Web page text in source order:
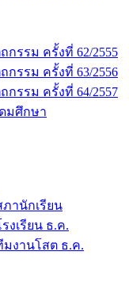
รรม ครั้งที่ 62/2555
รรม ครั้งที่ 63/2556
รรม ครั้งที่ 64/2557
มศึกษา
ภานักเรียน
งเรียน ธ.ค.
มงานโสต ธ.ค.